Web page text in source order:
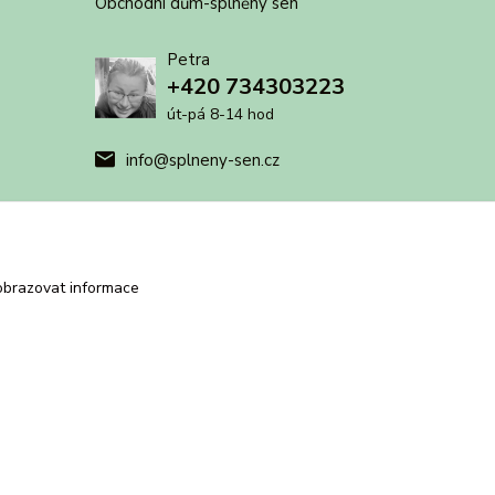
Petra
+420 734303223
út-pá 8-14 hod
info@splneny-sen.cz
informace